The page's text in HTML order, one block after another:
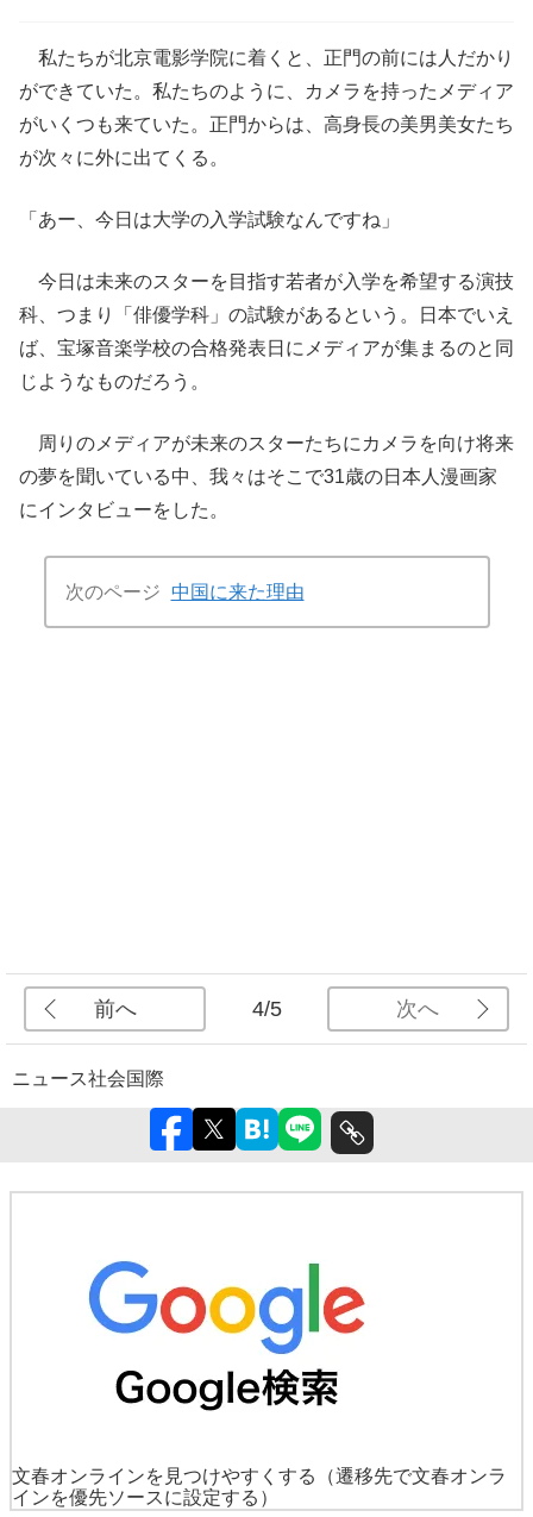
私たちが北京電影学院に着くと、正門の前には人だかり
ができていた。私たちのように、カメラを持ったメディア
がいくつも来ていた。正門からは、高身長の美男美女たち
が次々に外に出てくる。
「あー、今日は大学の入学試験なんですね」
今日は未来のスターを目指す若者が入学を希望する演技
科、つまり「俳優学科」の試験があるという。日本でいえ
ば、宝塚音楽学校の合格発表日にメディアが集まるのと同
じようなものだろう。
周りのメディアが未来のスターたちにカメラを向け将来
の夢を聞いている中、我々はそこで31歳の日本人漫画家
にインタビューをした。
次のページ 中国に来た理由
前へ 4/5 次へ
ニュース社会国際
文春オンラインを見つけやすくする
（遷移先で文春オンラ
インを優先ソースに設定する）